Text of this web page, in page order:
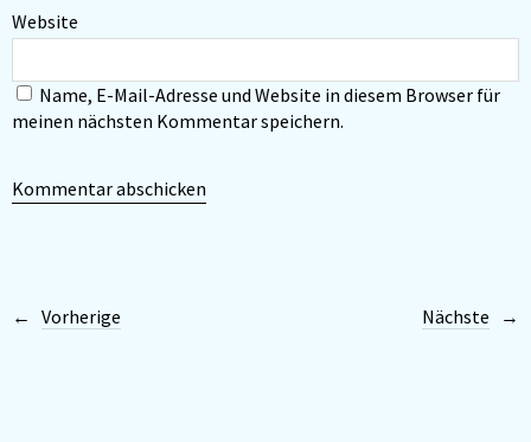
Website
Name, E-Mail-Adresse und Website in diesem Browser für
meinen nächsten Kommentar speichern.
Vorherige Nächste